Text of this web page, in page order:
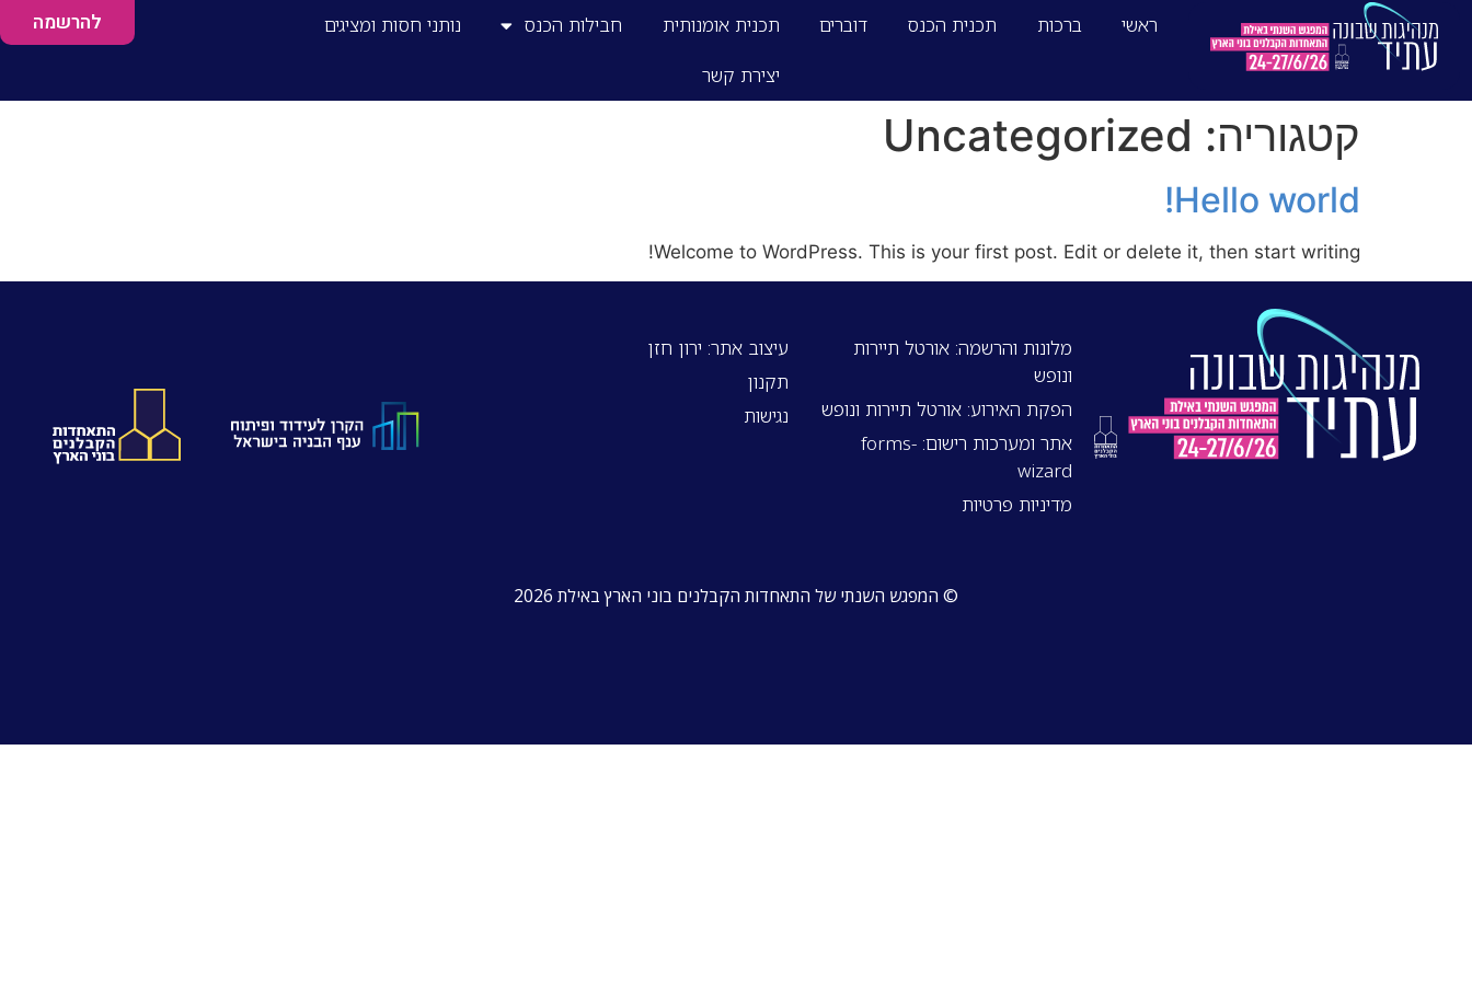
ראשי ברכות תכנית הכנס דוברים תכנית אומנותית חבילות הכנס
נותני חסות ומציגים
יצירת קשר
להרשמה
קטגוריה: Uncategorized
Hello world!
Welcome to WordPress. This is your first post. Edit or delete it, then start writing!
מלונות והרשמה: אורטל תיירות
ונופש
הפקת האירוע: אורטל תיירות ונופש
אתר ומערכות רישום: forms-
wizard
מדיניות פרטיות
עיצוב אתר: ירון חזן
תקנון
נגישות
© המפגש השנתי של התאחדות הקבלנים בוני הארץ באילת 2026